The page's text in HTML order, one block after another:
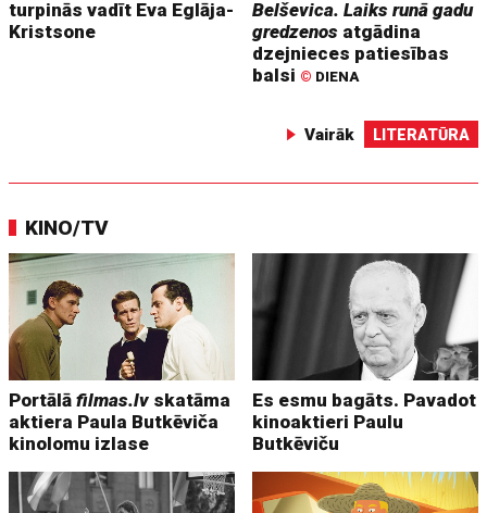
turpinās vadīt Eva Eglāja-
Kristsone
Belševica. Laiks runā gadu
gredzenos atgādina
dzejnieces patiesības
balsi © DIENA
Vairāk LITERATŪRA
KINO/TV
Portālāfilmas.lv skatāma
aktiera Paula Butkēviča
kinolomu izlase
Es esmu bagāts. Pavadot
kinoaktieri Paulu
Butkēviču